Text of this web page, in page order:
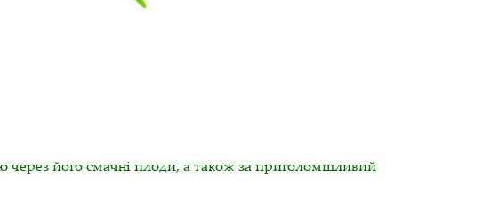
через його смачні плоди, а також за приголомшливий